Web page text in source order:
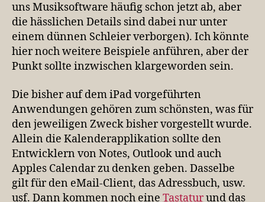
uns Musiksoftware häufig schon jetzt ab, aber
die hässlichen Details sind dabei nur unter
einem dünnen Schleier verborgen). Ich könnte
hier noch weitere Beispiele anführen, aber der
Punkt sollte inzwischen klargeworden sein.
Die bisher auf dem iPad vorgeführten
Anwendungen gehören zum schönsten, was für
den jeweiligen Zweck bisher vorgestellt wurde.
Allein die Kalenderapplikation sollte den
Entwicklern von Notes, Outlook und auch
Apples Calendar zu denken geben. Dasselbe
gilt für den eMail-Client, das Adressbuch, usw.
usf. Dann kommen noch eine Tastaturund das